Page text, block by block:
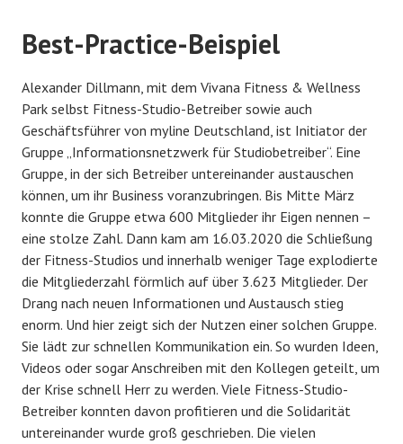
Best-Practice-Beispiel
Alexander Dillmann, mit dem Vivana Fitness & Wellness
Park selbst Fitness-Studio-Betreiber sowie auch
Geschäftsführer von myline Deutschland, ist Initiator der
Gruppe „Informationsnetzwerk für Studiobetreiber“. Eine
Gruppe, in der sich Betreiber untereinander austauschen
können, um ihr Business voranzubringen. Bis Mitte März
konnte die Gruppe etwa 600 Mitglieder ihr Eigen nennen –
eine stolze Zahl. Dann kam am 16.03.2020 die Schließung
der Fitness-Studios und innerhalb weniger Tage explodierte
die Mitgliederzahl förmlich auf über 3.623 Mitglieder. Der
Drang nach neuen Informationen und Austausch stieg
enorm. Und hier zeigt sich der Nutzen einer solchen Gruppe.
Sie lädt zur schnellen Kommunikation ein. So wurden Ideen,
Videos oder sogar Anschreiben mit den Kollegen geteilt, um
der Krise schnell Herr zu werden. Viele Fitness-Studio-
Betreiber konnten davon profitieren und die Solidarität
untereinander wurde groß geschrieben. Die vielen